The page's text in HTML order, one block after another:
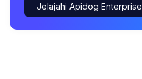
Jelajahi Apidog Enterprise